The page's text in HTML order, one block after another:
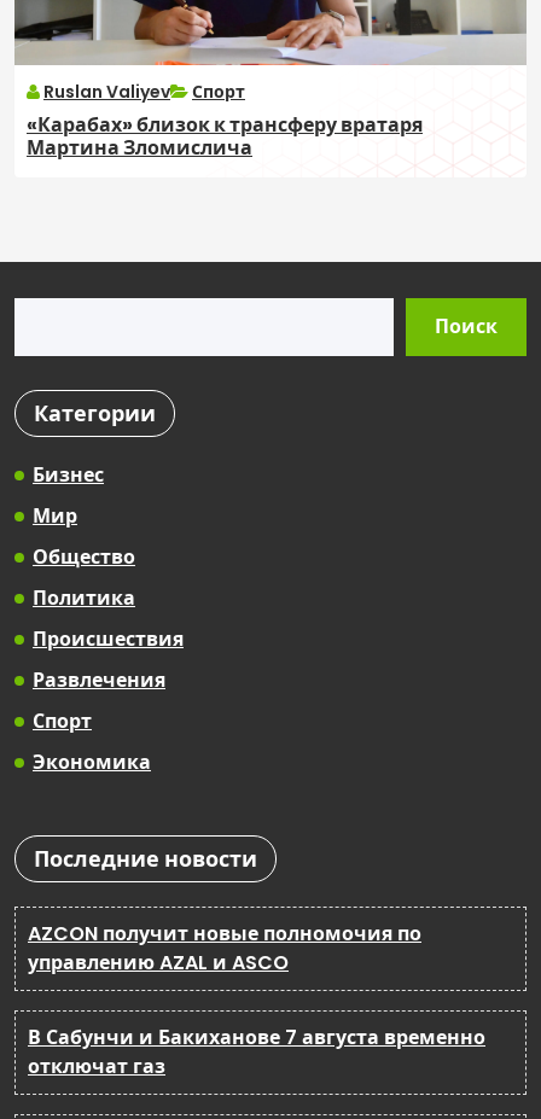
Ruslan Valiyev Спорт
«Карабах» близок к трансферу вратаря
Мартина Зломислича
Поиск
Категории
Бизнес
Мир
Общество
Политика
Происшествия
Развлечения
Спорт
Экономика
Последние новости
AZCON получит новые полномочия по
управлению AZAL и ASCO
В Сабунчи и Бакиханове 7 августа временно
отключат газ